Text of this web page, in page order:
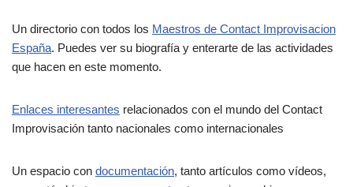
Un directorio con todos los Maestros de Contact Improvisacion
España. Puedes ver su biografía y enterarte de las actividades
que hacen en este momento.
Enlaces interesantes relacionados con el mundo del Contact
Improvisación tanto nacionales como internacionales
Un espacio con documentación, tanto artículos como vídeos,